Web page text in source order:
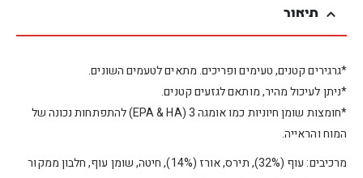
תיאור
*גרגירים קטנים, טעימים ופריכים. מתאים לטעמים השונים.
*ניתן לעיכול מהיר, מותאם לגזעים קטנים.
*חומצות שומן חיוניות כמו אומגה 3 (EPA & HA) להתפתחות נכונה של
המוח והראייה.
מרכיבים: עוף (32%), תירס, אורז (14%), חיטה, שומן עוף, חלבון ממקור